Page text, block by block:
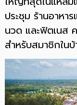
ประชุม ร้านอาหา
นวด และฟิตเนส
สำหรับสมาชิกในบ้